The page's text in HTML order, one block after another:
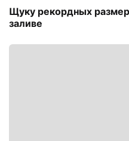
Щуку рекордных
заливе